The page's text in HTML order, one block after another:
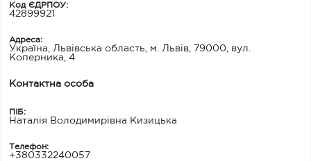
Код ЄДРПОУ:
42899921
Адреса:
Україна, Львівська область, м. Львів, 79000, вул.
Коперника, 4
Контактна особа
ПІБ:
Наталія Володимирівна Кизицька
Телефон:
+380332240057